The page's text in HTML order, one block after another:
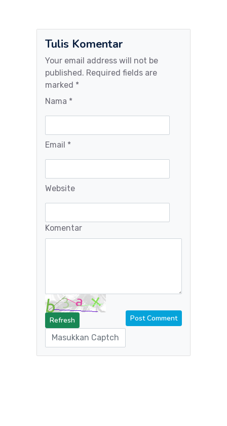
Tulis Komentar
Your email address will not be
published. Required fields are
marked *
Nama *
Email *
Website
Komentar
Refresh